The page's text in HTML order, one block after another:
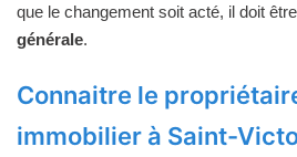
que le changement soit acté, il doit
générale.
Connaitre le
immobilier à Saint-